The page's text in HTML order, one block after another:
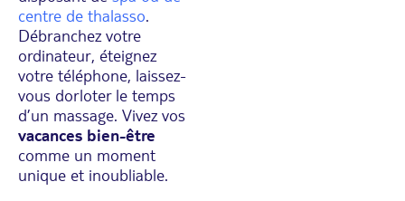
centre de thalasso.
Débranchez votre
ordinateur, éteignez
votre téléphone, laissez-
vous dorloter le temps
d’un massage. Vivez vos
vacances bien-être
comme un moment
unique et inoubliable.